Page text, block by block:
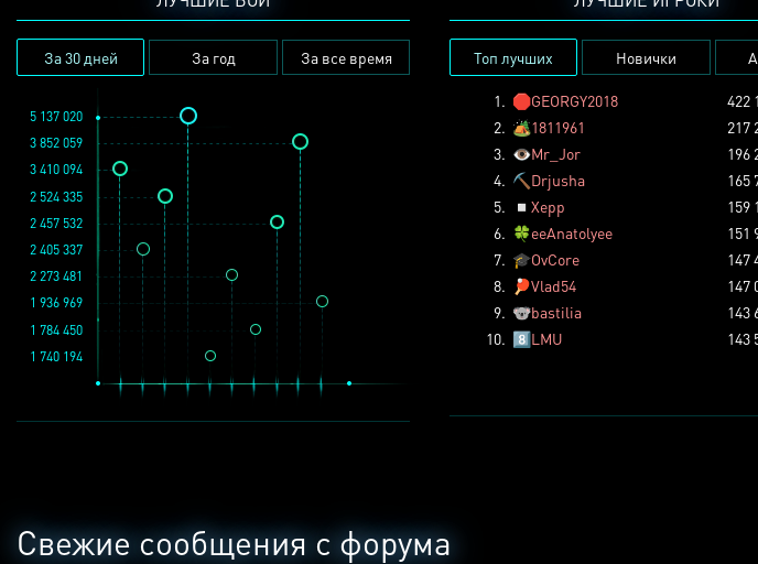
За 30 дней За год За все время
1 936 969
3 852 059
2 457 532
1 784 450
2 273 481
1 740 194
5 137 020
2 524 335
2 405 337
3 410 094
Топ лучших Новички
1. 🛑GEORGY2018
422
2. 🏕️1811961
217
3. 👁️Mr_Jor
196
4. ⛏️ Drjusha
165
5.
◽ Xepp
159
6. 🍀eeAnatolyee
151
7. 🎓OvCore
147
8.
🏓Vlad54
147
9. 🐨bastilia
143
10. 8️⃣LMU 143
Свежие сообщения с форума